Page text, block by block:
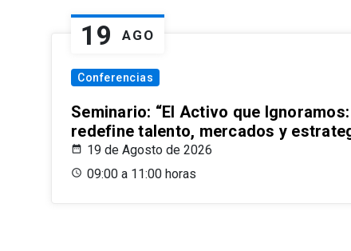
19 AGO
Conferencias
Seminario: “El Activo que
redefine talento, mercados y
19 de Agosto de 2026
09:00 a 11:00 horas